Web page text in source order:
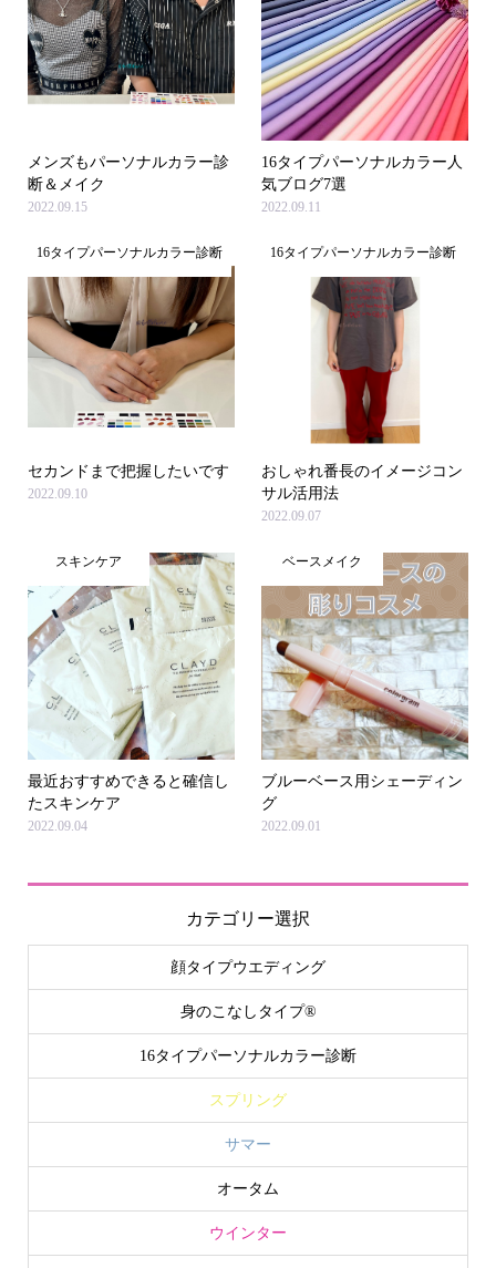
メンズもパーソナルカラー診
断＆メイク
2022.09.15
16タイプパーソナルカラー人
気ブログ7選
2022.09.11
16タイプパーソナルカラー診断
セカンドまで把握したいです
2022.09.10
16タイプパーソナルカラー診断
おしゃれ番長のイメージコン
サル活用法
2022.09.07
スキンケア
最近おすすめできると確信し
たスキンケア
2022.09.04
ベースメイク
ブルーベース用シェーディン
グ
2022.09.01
カテゴリー選択
顔タイプウエディング
身のこなしタイプ®
16タイプパーソナルカラー診断
スプリング
サマー
オータム
ウインター